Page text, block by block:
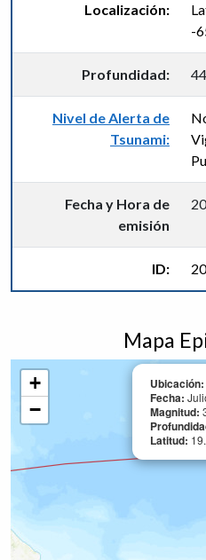
Localización:
-
Profundidad:
Nivel de Alerta de
Tsunami:
Fecha y Hora de
emisión
ID:
Mapa
Ubicación:
Fecha:
Magnitud:
Latitud:
+
−